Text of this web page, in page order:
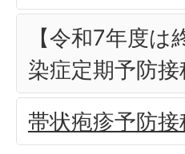
【令和7年度
染症定期予防接
帯状疱疹予防接